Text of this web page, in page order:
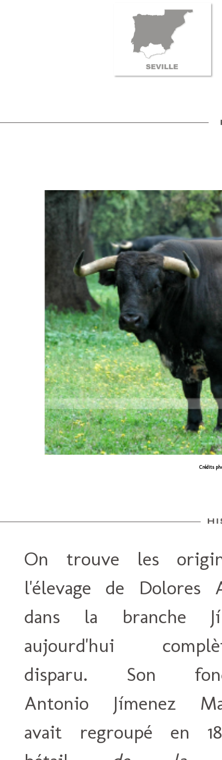
Crédits
On trouve les
l'élevage de Dolores
dans la branche
aujourd'hui
disparu. Son
Antonio Jímenez
avait regroupé en